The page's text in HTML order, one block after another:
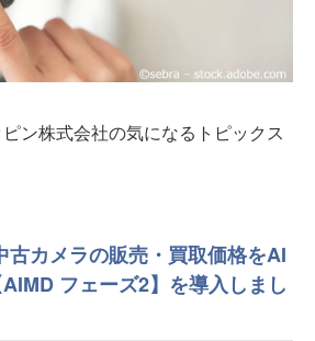
ン株式会社の気になるトピックス
古カメラの販売・買取価格をAI
フェーズ2】を導入しまし